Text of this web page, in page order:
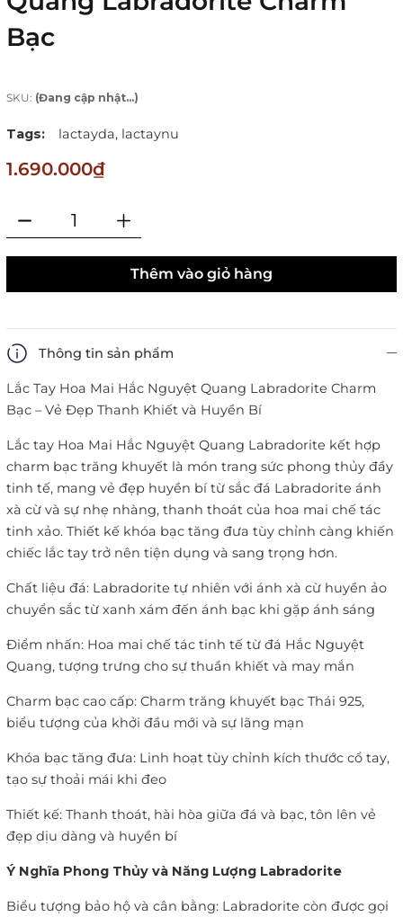
Bạc
SKU: (Đang cập nhật...)
Tags: lactayda, lactaynu
1.690.000₫
Thêm vào giỏ hàng
Thông tin sản phẩm
Lắc Tay Hoa Mai Hắc Nguyệt Quang Labradorite Charm
Bạc – Vẻ Đẹp Thanh Khiết và Huyền Bí
Lắc tay Hoa Mai Hắc Nguyệt Quang Labradorite kết hợp
charm bạc trăng khuyết là món trang sức phong thủy đầy
tinh tế, mang vẻ đẹp huyền bí từ sắc đá Labradorite ánh
xà cừ và sự nhẹ nhàng, thanh thoát của hoa mai chế tác
tinh xảo. Thiết kế khóa bạc tăng đưa tùy chỉnh càng khiến
chiếc lắc tay trở nên tiện dụng và sang trọng hơn.
Chất liệu đá: Labradorite tự nhiên với ánh xà cừ huyền ảo
chuyển sắc từ xanh xám đến ánh bạc khi gặp ánh sáng
Điểm nhấn: Hoa mai chế tác tinh tế từ đá Hắc Nguyệt
Quang, tượng trưng cho sự thuần khiết và may mắn
Charm bạc cao cấp: Charm trăng khuyết bạc Thái 925,
biểu tượng của khởi đầu mới và sự lãng mạn
Khóa bạc tăng đưa: Linh hoạt tùy chỉnh kích thước cổ tay,
tạo sự thoải mái khi đeo
Thiết kế: Thanh thoát, hài hòa giữa đá và bạc, tôn lên vẻ
đẹp dịu dàng và huyền bí
Ý Nghĩa Phong Thủy và Năng Lượng Labradorite
Biểu tượng bảo hộ và cân bằng: Labradorite còn được gọi